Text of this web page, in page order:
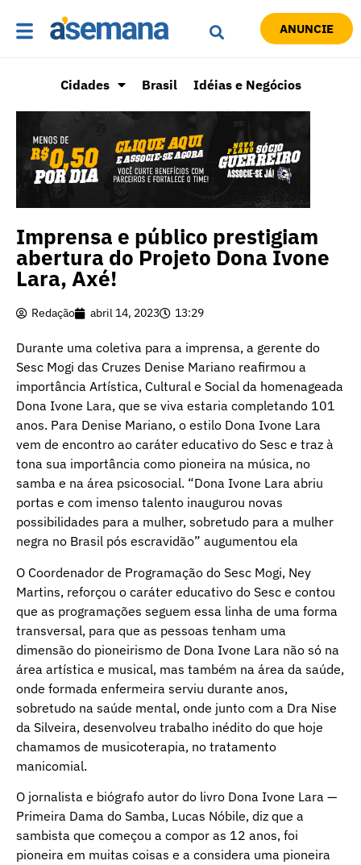
ANUNCIE
Cidades Brasil Idéias e Negócios
Imprensa e público prestigiam
abertura do Projeto Dona Ivone
Lara, Axé!
Redação abril 14, 2023 13:29
Durante uma coletiva para a imprensa, a gerente do
Sesc Mogi das Cruzes Denise Mariano reafirmou a
importância Artística, Cultural e Social da homenageada
Dona Ivone Lara, que se viva estaria completando 101
anos. Para Denise Mariano, o estilo Dona Ivone Lara
vem de encontro ao caráter educativo do Sesc e traz à
tona sua importância como pioneira na música, no
samba e na área psicosocial. “Dona Ivone Lara abriu
portas e com imenso talento inaugurou novas
possibilidades para a mulher, sobretudo para a mulher
negra no Brasil pós escravidão” augumentou ela
O Coordenador de Programação do Sesc Mogi, Ney
Martins, reforçou o caráter educativo do Sesc e contou
que as programações seguem essa linha de uma forma
transversal, para que as pessoas tenham uma
dimensão do pioneirismo de Dona Ivone Lara não só na
área artística e musical, mas também na área da saúde,
onde formada enfermeira serviu durante anos,
sobretudo na saúde mental, onde junto com a Dra Nise
da Silveira, desenvolveu trabalho inédito do que hoje
chamamos de musicoterapia, no tratamento
manicomial.
O jornalista e biógrafo autor do livro Dona Ivone Lara —
Primeira Dama do Samba, Lucas Nóbile, diz que a
sambista que começou a compor as 12 anos, foi
pioneira em muitas coisas e a considera uma pioneira